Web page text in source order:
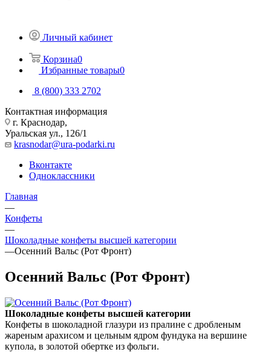
Личный кабинет
Корзина0
Избранные товары0
8 (800) 333 2702
Контактная информация
г. Краснодар,
Уральская ул., 126/1
krasnodar@ura-podarki.ru
Вконтакте
Одноклассники
Главная
—
Конфеты
—
Шоколадные конфеты высшей категории
—Осенний Вальс (Рот Фронт)
Осенний Вальс (Рот Фронт)
Шоколадные конфеты высшей категории
Конфеты в шоколадной глазури из пралине с дробленым
жареным арахисом и цельным ядром фундука на вершине
купола, в золотой обертке из фольги.